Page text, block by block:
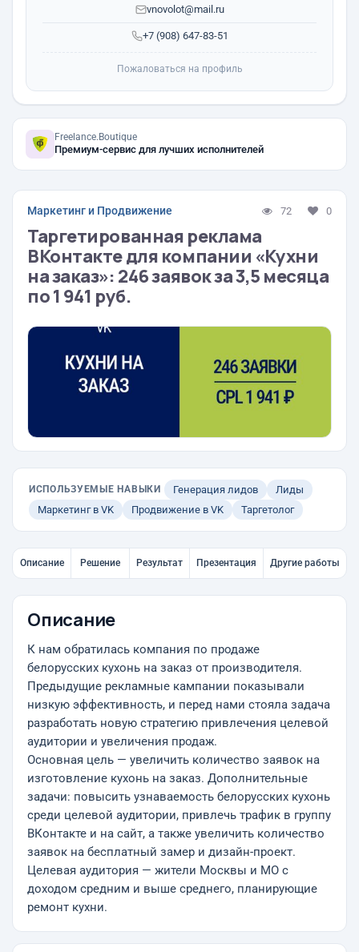
+7 (908) 647-83-51
vnovolot@mail.ru
Пожаловаться на профиль
Freelance.Boutique
Премиум-сервис для лучших исполнителей
Маркетинг и Продвижение 72 0
Таргетированная реклама
ВКонтакте для компании «Кухни
на заказ»: 246 заявок за 3,5 месяца
по 1 941 руб.
ИСПОЛЬЗУЕМЫЕ НАВЫКИ Генерация лидов
Лиды
Маркетинг в VK
Продвижение в VK Таргетолог
Описание Решение Результат Презентация Другие работы
Описание
К нам обратилась компания по продаже
белорусских кухонь на заказ от производителя.
Предыдущие рекламные кампании показывали
низкую эффективность, и перед нами стояла задача
разработать новую стратегию привлечения целевой
аудитории и увеличения продаж.
Основная цель — увеличить количество заявок на
изготовление кухонь на заказ. Дополнительные
задачи: повысить узнаваемость белорусских кухонь
среди целевой аудитории, привлечь трафик в группу
ВКонтакте и на сайт, а также увеличить количество
заявок на бесплатный замер и дизайн-проект.
Целевая аудитория — жители Москвы и МО с
доходом средним и выше среднего, планирующие
ремонт кухни.